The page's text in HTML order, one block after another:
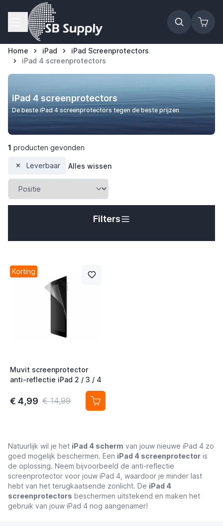
Ga naar de inhoud
Home iPad
iPad Screenprotectors
iPad 4 screenprotectors
iPad 4 screenprotectors
De beste iPad 4 screenprotectors tegen de beste prijzen
1 producten gevonden
Leverbaar Alles wissen
Filters
Korting
Muvit screenprotector
anti-reflectie iPad 2 / 3 / 4
€ 4,99 € 14,99
Natuurlijk wil je het iPad 4 scherm van jouw nieuwe iPad 4 zo
goed mogelijk beschermen. Een iPad 4 screenprotector is
de oplossing. Neem bijvoorbeeld de anti-reflectie
screenprotector voor jouw iPad 4, waardoor je minder last
hebt van het terugkaatsende zonlicht. De iPad 4
screenprotectors beschermen uitstekend en maken het
gebruik van jouw iPad 4 nog aangenamer!